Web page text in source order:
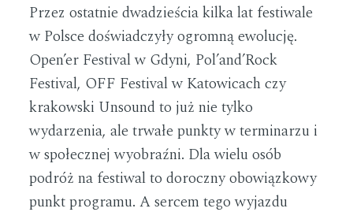
Przez ostatnie dwadzieścia kilka lat festiwale
w Polsce doświadczyły ogromną ewolucję.
Open’er Festival w Gdyni, Pol’and’Rock
Festival, OFF Festival w Katowicach czy
krakowski Unsound to już nie tylko
wydarzenia, ale trwałe punkty w terminarzu i
w społecznej wyobraźni. Dla wielu osób
podróż na festiwal to doroczny obowiązkowy
punkt programu. A sercem tego wyjazdu